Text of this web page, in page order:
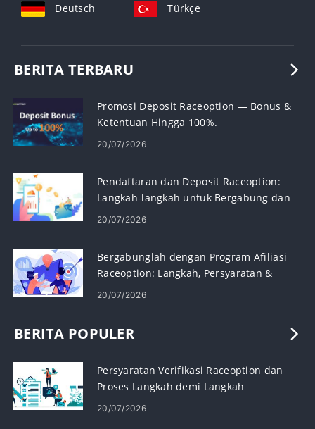
Deutsch Türkçe
BERITA TERBARU
Promosi Deposit Raceoption — Bonus &
Ketentuan Hingga 100%.
20/07/2026
Pendaftaran dan Deposit Raceoption:
Langkah-langkah untuk Bergabung dan
Mendanai Akun Anda
20/07/2026
Bergabunglah dengan Program Afiliasi
Raceoption: Langkah, Persyaratan &
Pembayaran
20/07/2026
BERITA POPULER
Persyaratan Verifikasi Raceoption dan
Proses Langkah demi Langkah
20/07/2026